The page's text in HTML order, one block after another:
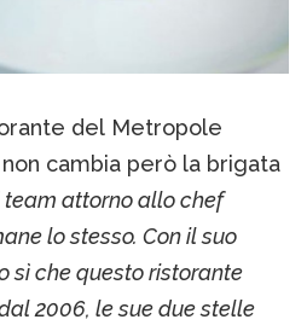
del Metropole
cambia però la brigata
team attorno allo chef
lo stesso. Con il suo
sì che questo ristorante
2006, le sue due stelle